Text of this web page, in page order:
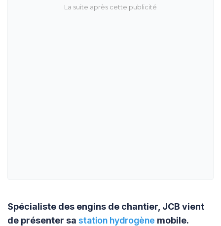
Spécialiste des engins de chantier, JCB vient
de présenter sa station hydrogène mobile.